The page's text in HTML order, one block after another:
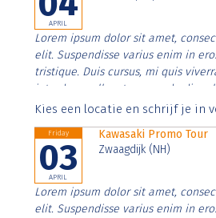
APRIL
Lorem ipsum dolor sit amet,
elit. Suspendisse varius enim in
tristique. Duis cursus, mi quis
interdum nulla, ut commodo diam
Aenean faucibus nibh et justo
Kies een locatie en schrijf je in
Friday
03
APRIL
Kawasaki Promo Tour
Zwaagdijk (NH)
Lorem ipsum dolor sit amet,
elit. Suspendisse varius enim in